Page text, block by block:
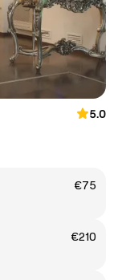
5.0
€75
€210